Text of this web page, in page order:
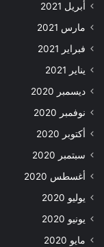
أبريل 2021
مارس 2021
فبراير 2021
يناير 2021
ديسمبر 2020
نوفمبر 2020
أكتوبر 2020
سبتمبر 2020
أغسطس 2020
يوليو 2020
يونيو 2020
مايو 2020